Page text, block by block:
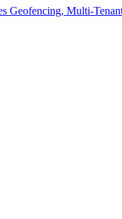
Geofencing, Multi-